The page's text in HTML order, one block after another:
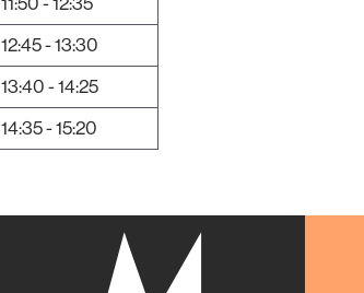
12:45 - 13:30
13:40 - 14:25
14:35 - 15:20